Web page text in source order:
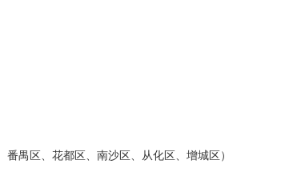
禺区、花都区、南沙区、从化区、增城区）